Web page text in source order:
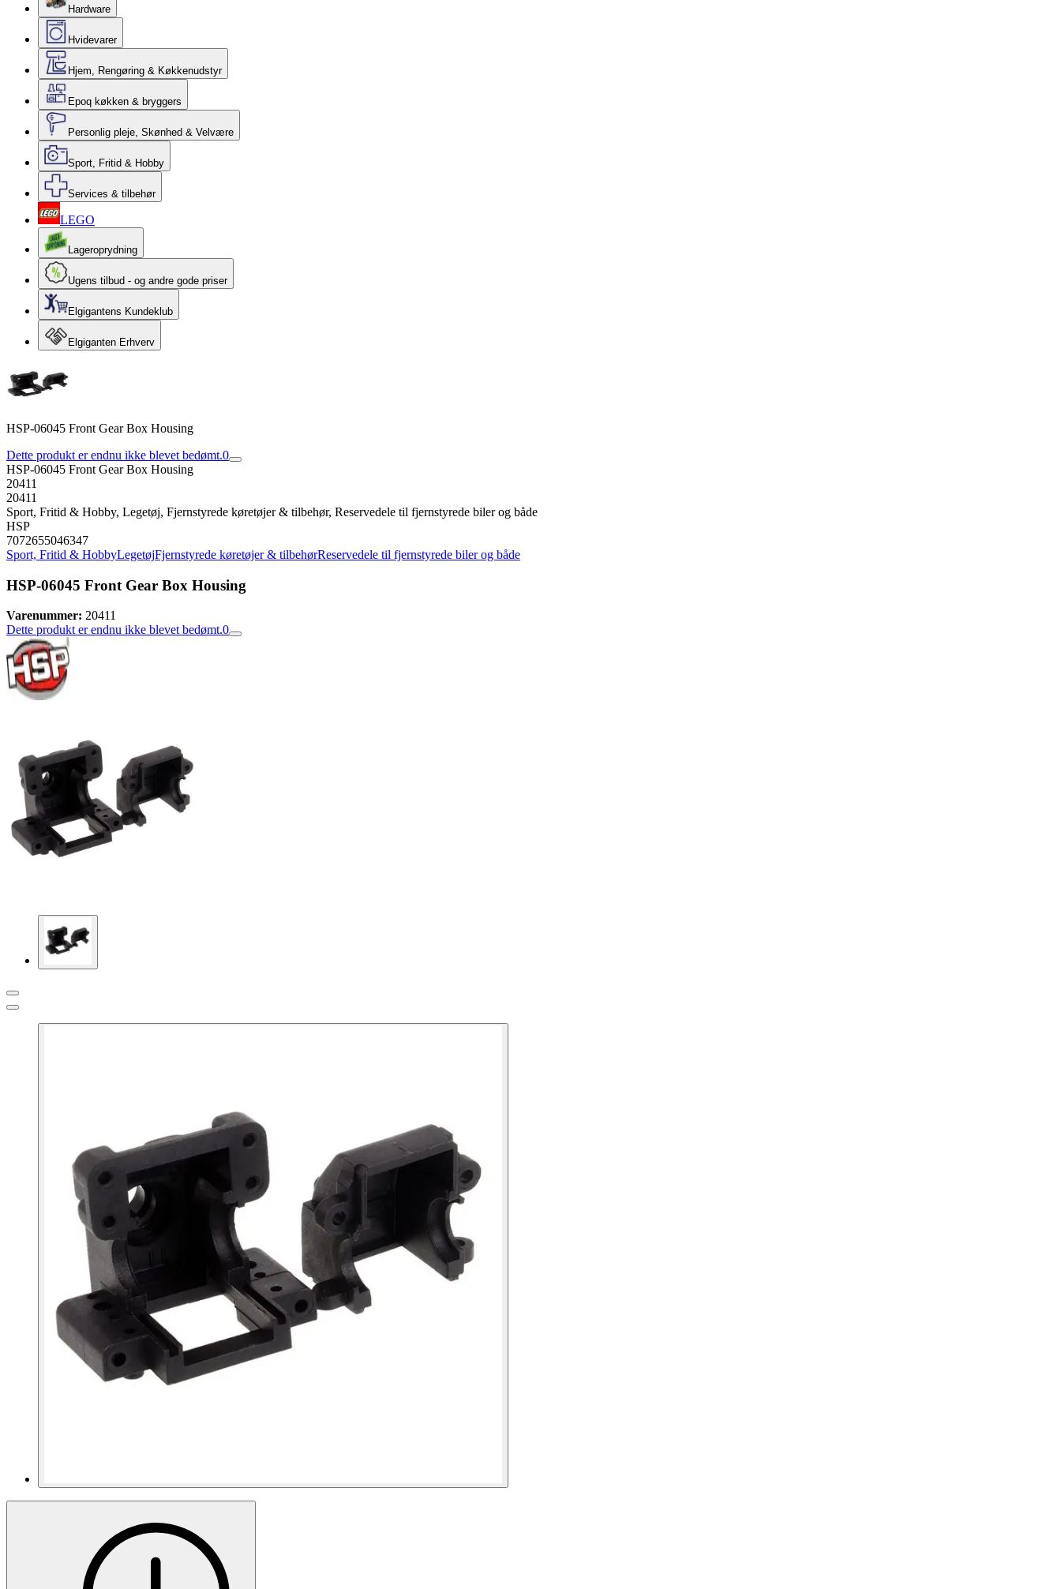
Hardware
Hvidevarer
Hjem, Rengøring & Køkkenudstyr
Epoq køkken & bryggers
Personlig pleje, Skønhed & Velvære
Sport, Fritid & Hobby
Services & tilbehør
LEGO
Lageroprydning
Ugens tilbud - og andre gode priser
Elgigantens Kundeklub
Elgiganten Erhverv
HSP-06045 Front Gear Box Housing
Dette produkt er endnu ikke blevet bedømt.0
HSP-06045 Front Gear Box Housing
20411
20411
Sport, Fritid & Hobby, Legetøj, Fjernstyrede køretøjer & tilbehør, Reservedele til fjernstyrede biler og både
HSP
7072655046347
Sport, Fritid & HobbyLegetøjFjernstyrede køretøjer & tilbehørReservedele til fjernstyrede biler og både
HSP-06045 Front Gear Box Housing
Varenummer: 20411
Dette produkt er endnu ikke blevet bedømt.0